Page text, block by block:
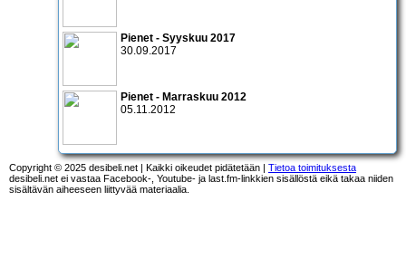
Pienet - Syyskuu 2017
30.09.2017
Pienet - Marraskuu 2012
05.11.2012
Copyright © 2025 desibeli.net | Kaikki oikeudet pidätetään | Tietoa toimituksesta
desibeli.net ei vastaa Facebook-, Youtube- ja last.fm-linkkien sisällöstä eikä takaa niiden
sisältävän aiheeseen liittyvää materiaalia.